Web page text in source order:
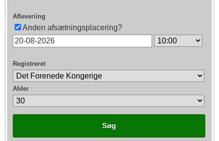
Afleveriing
Anden afsætningsplacering?
Registreret
Alder
Søg